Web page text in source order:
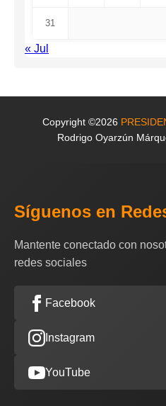
31
« Jul
Copyright ©2026
Rodrigo Oyarzún
Síguenos en
Mantente conectado con
redes sociales
Facebook
Instagram
YouTube